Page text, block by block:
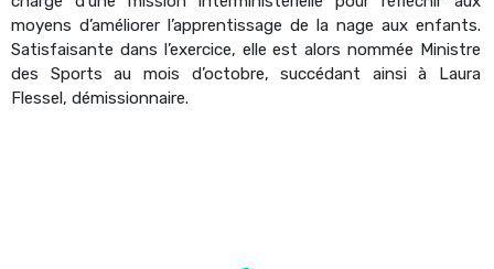
moyens d’améliorer l’apprentissage de la nage aux enfants.
Satisfaisante dans l’exercice, elle est alors nommée Ministre
des Sports au mois d’octobre, succédant ainsi à Laura
Flessel, démissionnaire.